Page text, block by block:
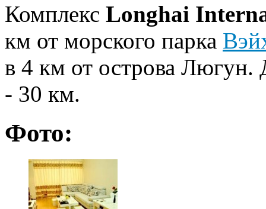
Комплекс Longhai
км от морского парка
в 4 км от острова
- 30 км.
Фото: